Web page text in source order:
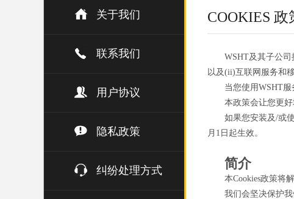
关于我们
联系我们
用户协议
隐私政策
纠纷处理方式
COOKIES 政
WSHT及其子公
以及(ii)互联网服务和
当您使用WSHT服
本政策会让您更
如果您安装及/或
月1日起生效。
简介
本Cookies政策将
我们会坚决保护